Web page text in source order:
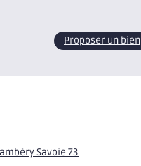
Proposer un bien
Savoie 73